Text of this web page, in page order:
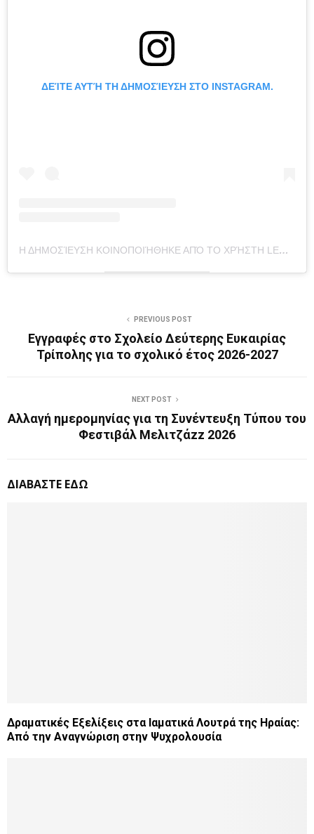
ΔΕΊΤΕ ΑΥΤΉ ΤΗ ΔΗΜΟΣΊΕΥΣΗ ΣΤΟ INSTAGRAM.
Η ΔΗΜΟΣΊΕΥΣΗ ΚΟΙΝΟΠΟΙΉΘΗΚΕ ΑΠΌ ΤΟ ΧΡΉΣΤΗ LEONIDIO24 (@LEONIDIO24GR)
PREVIOUS POST
Εγγραφές στο Σχολείο Δεύτερης Ευκαιρίας
Τρίπολης για το σχολικό έτος 2026-2027
NEXT POST
Αλλαγή ημερομηνίας για τη Συνέντευξη Τύπου του
Φεστιβάλ Μελιτζάzz 2026
ΔΙΑΒΑΣΤΕ ΕΔΩ
Δραματικές Εξελίξεις στα Ιαματικά Λουτρά της Ηραίας:
Από την Αναγνώριση στην Ψυχρολουσία